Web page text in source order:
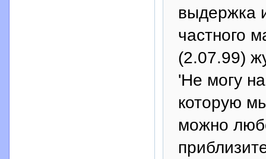
выдержка
частного
(2.07.99)
'Не могу
которую
можно